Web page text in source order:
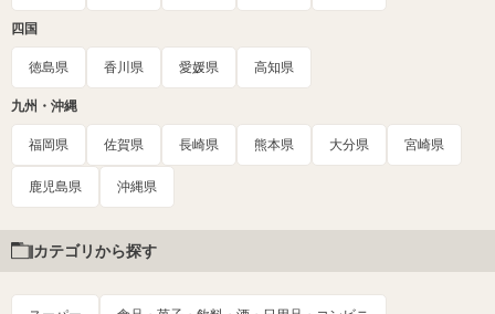
四国
徳島県 香川県 愛媛県 高知県
九州・沖縄
福岡県 佐賀県 長崎県 熊本県 大分県 宮崎県
鹿児島県 沖縄県
カテゴリから探す